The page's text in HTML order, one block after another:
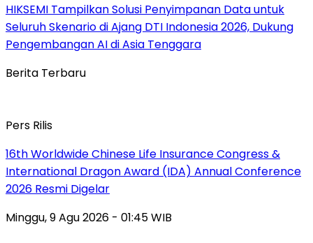
HIKSEMI Tampilkan Solusi Penyimpanan Data untuk
Seluruh Skenario di Ajang DTI Indonesia 2026, Dukung
Pengembangan AI di Asia Tenggara
Berita Terbaru
Pers Rilis
16th Worldwide Chinese Life Insurance Congress &
International Dragon Award (IDA) Annual Conference
2026 Resmi Digelar
Minggu, 9 Agu 2026 - 01:45 WIB